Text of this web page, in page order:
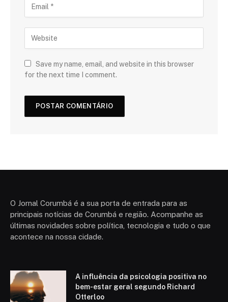
Save my name, email, and website in this browser
for the next time I comment.
O Jornal Corumbá é a sua porta de entrada para as
principais notícias de Corumbá e região. Acompanhe as
últimas novidades sobre política, tecnologia e tudo o que
acontece na nossa cidade.
A influência da psicologia positiva no
bem-estar geral segundo Richard
Otterloo